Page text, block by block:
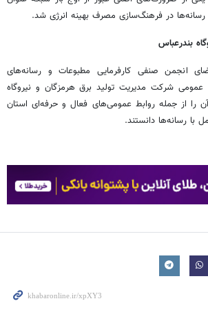
رسانه‌ها در فرهنگ‌سازی مصرف بهینه انرژی شد.
بندرعباس
انجمن صنفی کارفرمایی مطبوعات و رسانه‌های
عمومی شرکت مدیریت تولید برق هرمزگان و نیروگاه
را از جمله روابط عمومی‌های فعال و حرفه‌ای استان
با رسانه‌ها دانستند.